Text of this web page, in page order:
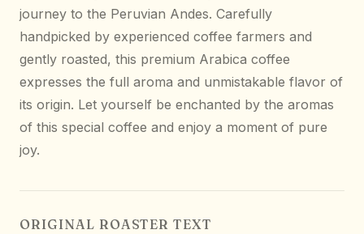
journey to the Peruvian Andes. Carefully
handpicked by experienced coffee farmers and
gently roasted, this premium Arabica coffee
expresses the full aroma and unmistakable flavor of
its origin. Let yourself be enchanted by the aromas
of this special coffee and enjoy a moment of pure
joy.
ORIGINAL ROASTER TEXT